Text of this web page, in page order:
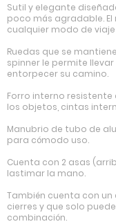
Sutil y elegante
poco más agradable.
cualquier modo de
Ruedas que se
spinner le permite
entorpecer su camino.
Forro interno
los objetos, cintas
Manubrio de tubo de
para cómodo uso.
Cuenta con 2 asas
lastimar la mano.
También cuenta con
cierres y que solo
combinación.